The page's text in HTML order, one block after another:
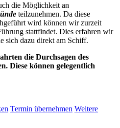
die Möglichkeit an
teilzunehmen. Da diese
wird können wir zurzeit
stattfindet. Dies erfahren wir
sich dazu direkt am Schiff.
die Durchsagen des
Diese können gelegentlich
Termin übernehmen Weitere